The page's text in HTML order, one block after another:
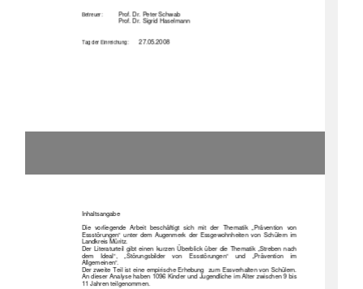
Betreuer: Prof. Dr. Peter Schwab
Prof. Dr. Sigrid Haselmann
Tag der Einreichung: 27.05.2008
Inhaltsangabe
Die  vorliegende  Arbeit  beschäftigt  sich  mit  der  Thematik  „Prävention  von
Essstörungen“  unter  dem  Augenmerk  der  Essgewohnheiten  von  Schülern  im
Landkreis Müritz.
Der  Literaturteil  gibt  einen  kurzen  Überblick  über  die  Thematik  „Streben  nach
dem    Ideal“,    „Störungsbilder    von    Essstörungen“    und    „Prävention    im
Allgemeinen“.
Der zweite Teil ist eine empirische Erhebung  zum Essverhalten von Schülern.
An dieser Analyse haben 1096 Kinder und Jugendliche im Alter zwischen 9 bis
11 Jahren teilgenommen.